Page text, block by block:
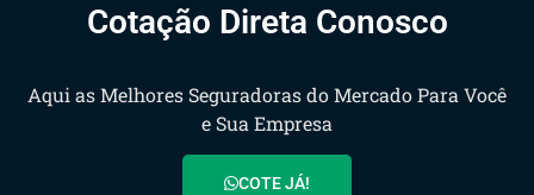
Cotação Direta Conosco
Aqui as Melhores Seguradoras do Mercado Para Você
e Sua Empresa
COTE JÁ!